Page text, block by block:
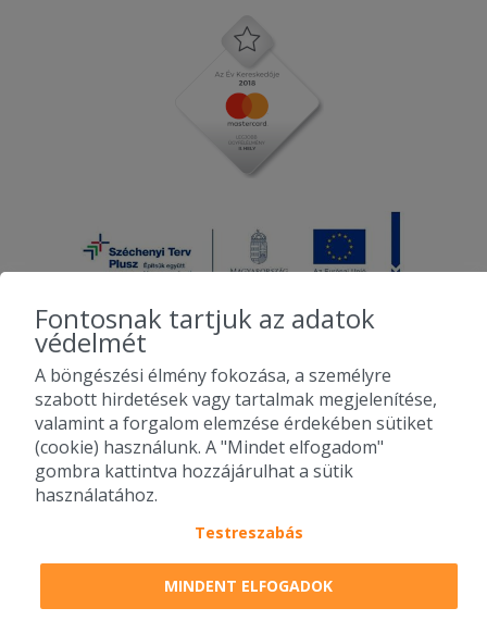
2010-2026 Copyright - Falatozz.hu - Diston-line Kft.
Pizza, gyros, hamburger, menük kedvező áron, egy helyen az összes
étterem ajánlata.
Fontosnak tartjuk az adatok
védelmét
A böngészési élmény fokozása, a személyre
szabott hirdetések vagy tartalmak megjelenítése,
valamint a forgalom elemzése érdekében sütiket
(cookie) használunk. A "Mindet elfogadom"
gombra kattintva hozzájárulhat a sütik
használatához.
Testreszabás
MINDENT ELFOGADOK